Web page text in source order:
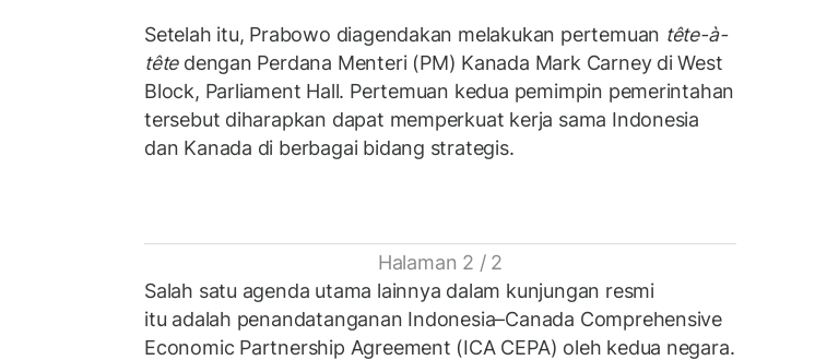
Setelah itu, Prabowo diagendakan melakukan pertemuan tête-à-
têtedengan Perdana Menteri (PM) Kanada Mark Carney di West
Block, Parliament Hall. Pertemuan kedua pemimpin pemerintahan
tersebut diharapkan dapat memperkuat kerja sama Indonesia
dan Kanada di berbagai bidang strategis.
Halaman 2 / 2
Salah satu agenda utama lainnya dalam kunjungan resmi
itu adalah penandatanganan Indonesia–Canada Comprehensive
Economic Partnership Agreement (ICA CEPA) oleh kedua negara.